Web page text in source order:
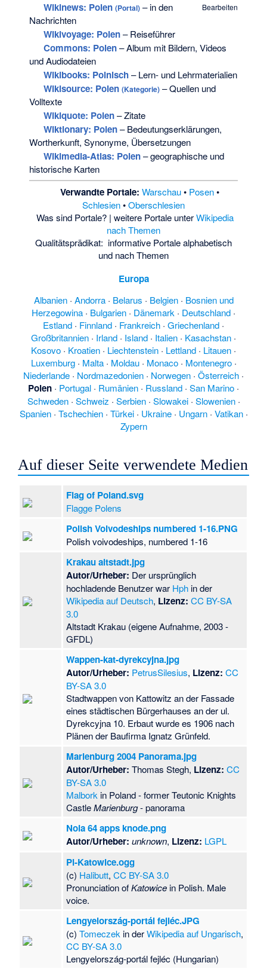
Bearbeiten
Wikinews: Polen (Portal)– in den
Nachrichten
Wikivoyage: Polen– Reiseführer
Commons: Polen– Album mit Bildern, Videos
und Audiodateien
Wikibooks: Polnisch– Lern- und Lehrmaterialien
Wikisource: Polen (Kategorie)– Quellen und
Volltexte
Wikiquote: Polen– Zitate
Wiktionary: Polen– Bedeutungserklärungen,
Wortherkunft, Synonyme, Übersetzungen
Wikimedia-Atlas: Polen– geographische und
historische Karten
Verwandte Portale: Warschau• Posen•
Schlesien•Oberschlesien
Was sind Portale?| weitere Portale unterWikipedia
nach Themen
Qualitätsprädikat: informative Portalealphabetisch
und nach Themen
Europa
Albanien· Andorra· Belarus · Belgien· Bosnien und
Herzegowina · Bulgarien · Dänemark · Deutschland ·
Estland · Finnland · Frankreich · Griechenland ·
Großbritannien · Irland · Island · Italien · Kasachstan ·
Kosovo · Kroatien · Liechtenstein · Lettland · Litauen ·
Luxemburg· Malta· Moldau· Monaco· Montenegro·
Niederlande · Nordmazedonien · Norwegen · Österreich ·
Polen · Portugal · Rumänien · Russland · San Marino ·
Schweden· Schweiz · Serbien· Slowakei· Slowenien·
Spanien· Tschechien· Türkei· Ukraine· Ungarn· Vatikan·
Zypern
Auf dieser Seite verwendete Medien
Flag of Poland.svg
Flagge Polens
Polish Voivodeships numbered 1-16.PNG
Polish voivodeships, numbered 1-16
Krakau altstadt.jpg
Autor/Urheber: Der ursprünglich
hochladende Benutzer war Hph in der
Wikipedia auf Deutsch, Lizenz: CC BY-SA
3.0
Altstadt Krakau (eigene Aufnahme, 2003 -
GFDL)
Wappen-kat-dyrekcyjna.jpg
Autor/Urheber: PetrusSilesius, Lizenz: CC
BY-SA 3.0
Stadtwappen von Kattowitz an der Fassade
eines städtischen Bürgerhauses an der ul.
Dyrekcyjna 10. Erbaut wurde es 1906 nach
Plänen der Baufirma Ignatz Grünfeld.
Marienburg 2004 Panorama.jpg
Autor/Urheber: Thomas Stegh, Lizenz: CC
BY-SA 3.0
Malbork in Poland - former Teutonic Knights
CastleMarienburg- panorama
Noia 64 apps knode.png
Autor/Urheber: unknown, Lizenz: LGPL
Pl-Katowice.ogg
(c) Halibutt,CC BY-SA 3.0
Pronunciation ofKatowice in Polish. Male
voice.
Lengyelország-portál fejléc.JPG
(c)Tomeczek in derWikipedia auf Ungarisch,
CC BY-SA 3.0
Lengyelország-portál fejléc (Hungarian)